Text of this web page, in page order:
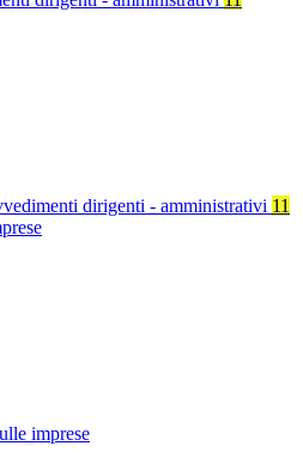
dirigenti - amministrativi 11
imprese